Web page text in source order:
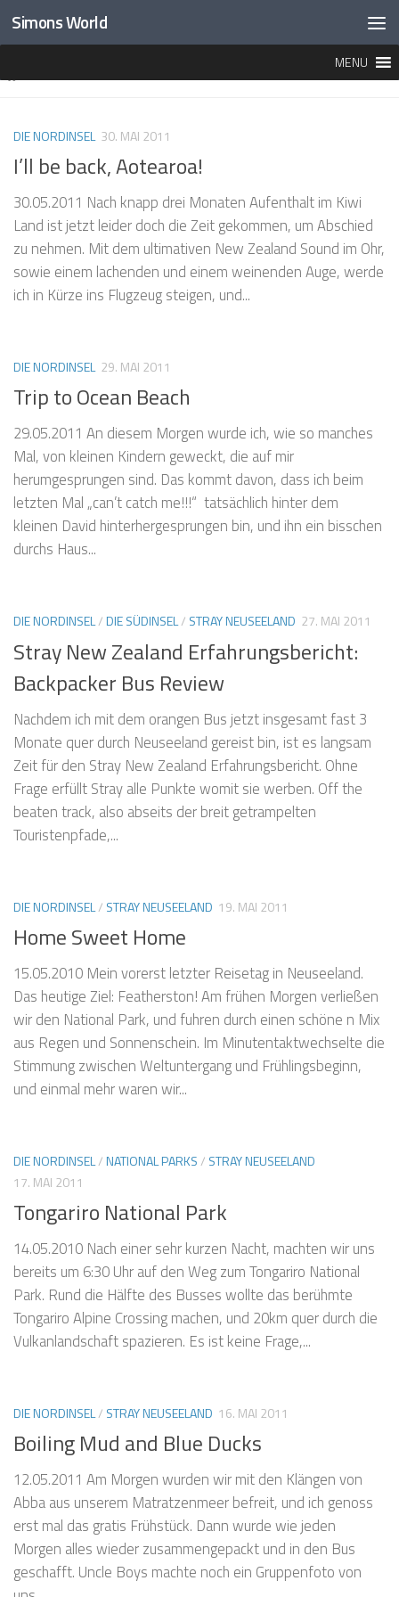
Unter dem Inhalt
Simons World
MENU
DIE NORDINSEL 30. MAI 2011
I’ll be back, Aotearoa!
30.05.2011 Nach knapp drei Monaten Aufenthalt im Kiwi
Land ist jetzt leider doch die Zeit gekommen, um Abschied
zu nehmen. Mit dem ultimativen New Zealand Sound im Ohr,
sowie einem lachenden und einem weinenden Auge, werde
ich in Kürze ins Flugzeug steigen, und...
DIE NORDINSEL 29. MAI 2011
Trip to Ocean Beach
29.05.2011 An diesem Morgen wurde ich, wie so manches
Mal, von kleinen Kindern geweckt, die auf mir
herumgesprungen sind. Das kommt davon, dass ich beim
letzten Mal „can’t catch me!!!“ tatsächlich hinter dem
kleinen David hinterhergesprungen bin, und ihn ein bisschen
durchs Haus...
DIE NORDINSEL/DIE SÜDINSEL/ STRAY NEUSEELAND 27. MAI 2011
Stray New Zealand Erfahrungsbericht:
Backpacker Bus Review
Nachdem ich mit dem orangen Bus jetzt insgesamt fast 3
Monate quer durch Neuseeland gereist bin, ist es langsam
Zeit für den Stray New Zealand Erfahrungsbericht. Ohne
Frage erfüllt Stray alle Punkte womit sie werben. Off the
beaten track, also abseits der breit getrampelten
Touristenpfade,...
DIE NORDINSEL/ STRAY NEUSEELAND 19. MAI 2011
Home Sweet Home
15.05.2010 Mein vorerst letzter Reisetag in Neuseeland.
Das heutige Ziel: Featherston! Am frühen Morgen verließen
wir den National Park, und fuhren durch einen schöne n Mix
aus Regen und Sonnenschein. Im Minutentaktwechselte die
Stimmung zwischen Weltuntergang und Frühlingsbeginn,
und einmal mehr waren wir...
DIE NORDINSEL/NATIONAL PARKS/ STRAY NEUSEELAND
17. MAI 2011
Tongariro National Park
14.05.2010 Nach einer sehr kurzen Nacht, machten wir uns
bereits um 6:30 Uhr auf den Weg zum Tongariro National
Park. Rund die Hälfte des Busses wollte das berühmte
Tongariro Alpine Crossing machen, und 20km quer durch die
Vulkanlandschaft spazieren. Es ist keine Frage,...
DIE NORDINSEL/ STRAY NEUSEELAND 16. MAI 2011
Boiling Mud and Blue Ducks
12.05.2011 Am Morgen wurden wir mit den Klängen von
Abba aus unserem Matratzenmeer befreit, und ich genoss
erst mal das gratis Frühstück. Dann wurde wie jeden
Morgen alles wieder zusammengepackt und in den Bus
geschafft. Uncle Boys machte noch ein Gruppenfoto von